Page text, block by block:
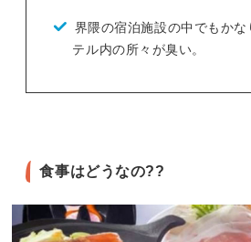
界隈の宿泊施設の中でもかな
テル内の所々が臭い。
食事はどうなの??